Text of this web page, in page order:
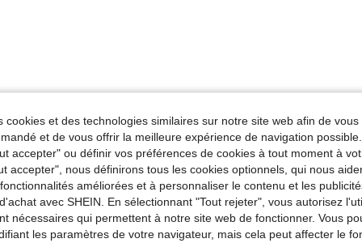
cookies et des technologies similaires sur notre site web afin de
et de vous offrir la meilleure expérience de navigation
accepter" ou définir vos préférences de cookies à tout moment à
accepter", nous définirons tous les cookies optionnels, qui nous
améliorées et à personnaliser le contenu et les
avec SHEIN. En sélectionnant "Tout rejeter", vous autorisez
nécessaires qui permettent à notre site web de fonctionner. Vous
les paramètres de votre navigateur, mais cela peut affecter le